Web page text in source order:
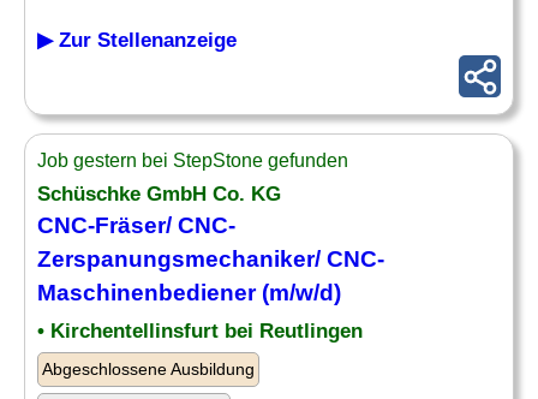
▶ Zur Stellenanzeige
Job gestern bei StepStone gefunden
Schüschke GmbH Co. KG
CNC-Fräser/ CNC-
Zerspanungsmechaniker/ CNC-
Maschinenbediener(m/w/d)
• Kirchentellinsfurt bei Reutlingen
Abgeschlossene Ausbildung